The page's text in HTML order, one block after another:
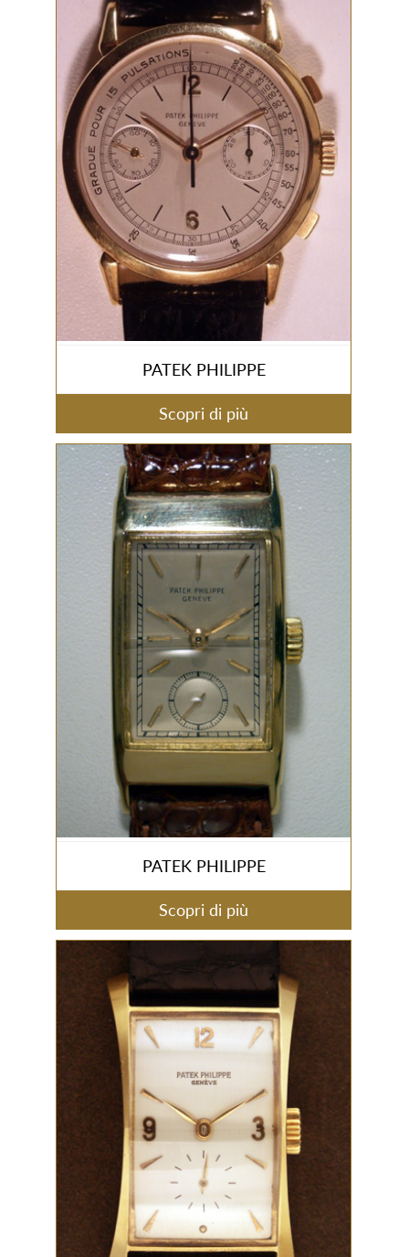
PATEK PHILIPPE
Scopri di più
PATEK PHILIPPE
Scopri di più